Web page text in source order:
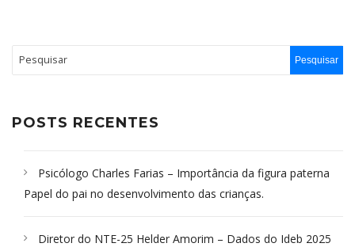
POSTS RECENTES
Psicólogo Charles Farias – Importância da figura paterna
Papel do pai no desenvolvimento das crianças.
Diretor do NTE-25 Helder Amorim – Dados do Ideb 2025